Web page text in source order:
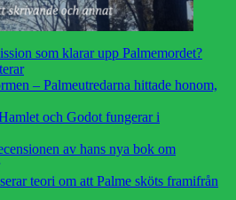
som klarar upp Palmemordet?
– Palmeutredarna hittade honom,
och Godot fungerar i
av hans nya bok om
teori om att Palme sköts framifrån